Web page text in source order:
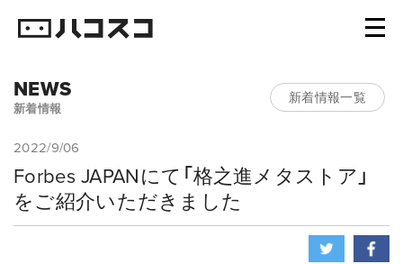
NEWS
新着情報
新着情報一覧
2022/9/06
Forbes JAPANにて「格之進メタストア」
をご紹介いただきました